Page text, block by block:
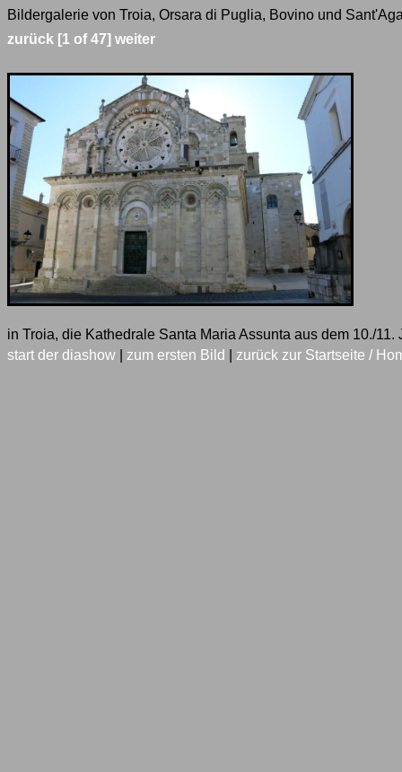
Bildergalerie von Troia, Orsara di Puglia, Bovino und
zurück [1 of 47] weiter
in Troia, die Kathedrale Santa Maria Assunta aus dem 10./11.
start der diashow
zum ersten Bild zurück zur Startseite /